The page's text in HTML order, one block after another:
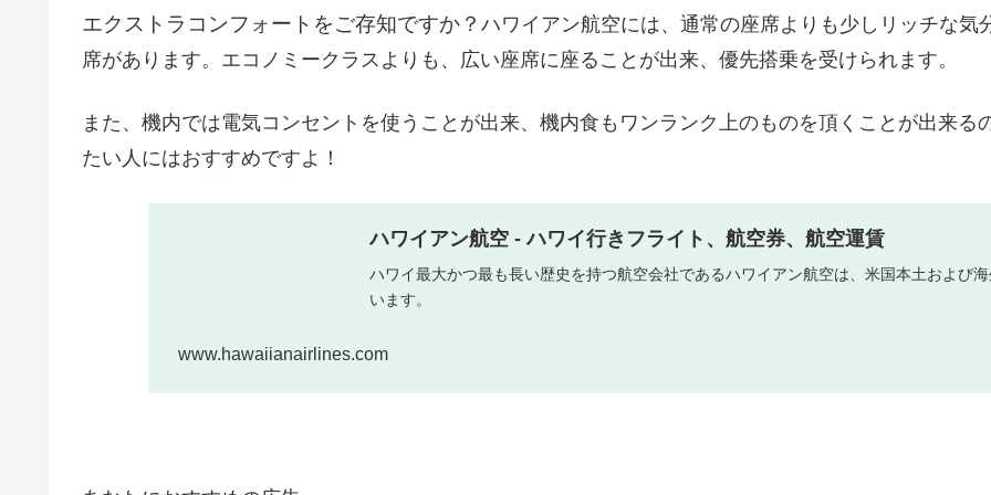
エクストラコンフォートをご存知ですか？ ハワイアン航空には、通常の座席よりも少しリッチな
席があります。エコノミークラスよりも、広い座席に座ることが出来、優先搭乗を受けられます。
また、機内では電気コンセントを使うことが出来、機内食もワンランク上のものを頂くことが出来
たい人にはおすすめですよ！
ハワイアン航空 - ハワイ行きフライト、航空券、航空運賃
ハワイ最大かつ最も長い歴史を持つ航空会社であるハワイアン航空は、米国本土および
います。
www.hawaiianairlines.com